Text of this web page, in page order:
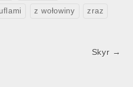
z wołowiny zraz
Skyr →